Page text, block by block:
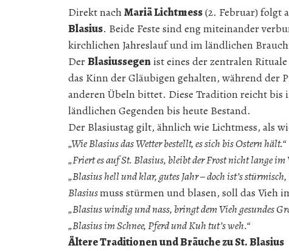
Direkt nachMariä Lichtmess(2. Februar) folgt
Blasius. Beide Feste sind eng miteinander
kirchlichen Jahreslauf und im ländlichen
DerBlasiussegen ist eines der zentralen
das Kinn der Gläubigen gehalten, während der
anderen Übeln bittet. Diese Tradition reicht
ländlichen Gegenden bis heute Bestand.
Der Blasiustag gilt, ähnlich wie Lichtmess, als
„Wie Blasius das Wetter bestellt, es sich bis Ostern hält.“
„Friert es auf St. Blasius, bleibt der Frost nicht lange im
„Blasius hell und klar, gutes Jahr – doch ist’s
Blasiusmuss stürmen und blasen, soll das Vieh
„Blasius windig und nass, bringt dem Vieh gesundes
„Blasius im Schnee, Pferd und Kuh tut’s weh.“
Ältere Traditionen und Bräuche zu St. Blasius